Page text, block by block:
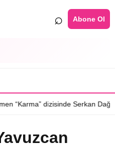
⌕ Abone Ol
“Karma” dizisinde Serkan